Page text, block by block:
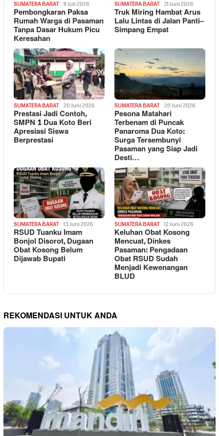
SUMATERA BARAT 11 Juli 2026
Pembongkaran Paksa
Rumah Warga di Pasaman
Tanpa Dasar Hukum Picu
Keresahan
SUMATERA BARAT 21 Juni 2026
Truk Miring Hambat Arus
Lalu Lintas di Jalan Panti–
Simpang Empat
SUMATERA BARAT 20 Juni 2026
Prestasi Jadi Contoh,
SMPN 1 Dua Koto Beri
Apresiasi Siswa
Berprestasi
SUMATERA BARAT 20 Juni 2026
Pesona Matahari
Terbenam di Puncak
Panaroma Dua Koto:
Surga Tersembunyi
Pasaman yang Siap Jadi
Desti…
SUMATERA BARAT 13 Juni 2026
RSUD Tuanku Imam
Bonjol Disorot, Dugaan
Obat Kosong Belum
Dijawab Bupati
SUMATERA BARAT 12 Juni 2026
Keluhan Obat Kosong
Mencuat, Dinkes
Pasaman: Pengadaan
Obat RSUD Sudah
Menjadi Kewenangan
BLUD
REKOMENDASI UNTUK ANDA